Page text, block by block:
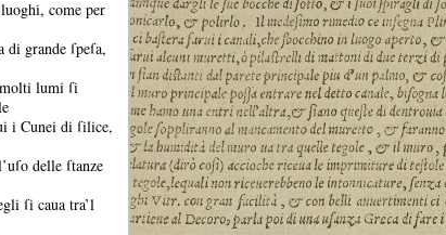
come per
grande ſpeſa,
lumi ſi
i Cunei di ſilice,
delle ſtanze
ſi caua tra’l